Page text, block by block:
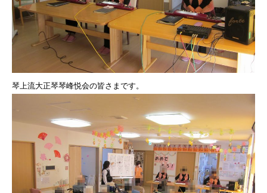
琴上流大正琴琴峰悦会の皆さまです。